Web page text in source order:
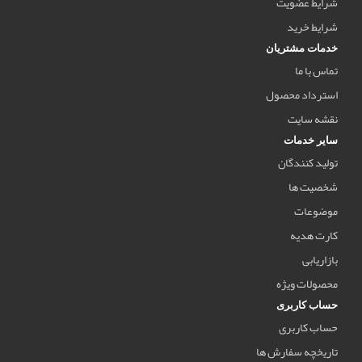
شرایط خرید
خدمات مشتریان
تماس با ما
استرداد محصول
نقشه سایت
سایر خدمات
تولید کنندگان
شخصیت ها
موضوعات
کارت هدیه
بازاریابی
محصولات ویژه
حساب کاربری
حساب کاربری
تاریخچه سفارش ها